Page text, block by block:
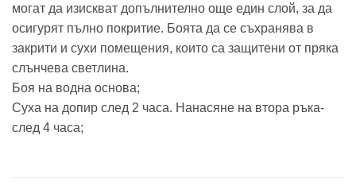
могат да изискват допълнително още един слой, за да
осигурят пълно покритие. Боята да се съхранява в
закрити и сухи помещения, които са защитени от пряка
слънчева светлина.
Боя на водна основа;
Суха на допир след 2 часа. Нанасяне на втора ръка-
след 4 часа;